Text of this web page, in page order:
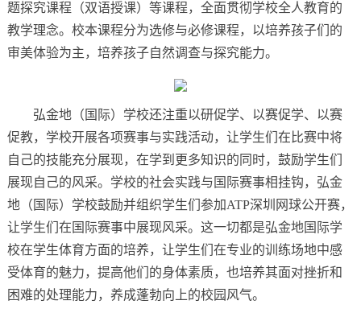
题探究课程（双语授课）等课程，全面贯彻学校全人教育的
教学理念。校本课程分为选修与必修课程，以培养孩子们的
审美体验为主，培养孩子自然调查与探究能力。
弘金地（国际）学校还注重以研促学、以赛促学、以赛
促教，学校开展各项赛事与实践活动，让学生们在比赛中将
自己的技能充分展现，在学到更多知识的同时，鼓励学生们
展现自己的风采。学校的社会实践与国际赛事相挂钩，弘金
地（国际）学校鼓励并组织学生们参加ATP深圳网球公开赛，
让学生们在国际赛事中展现风采。这一切都是弘金地国际学
校在学生体育方面的培养，让学生们在专业的训练场地中感
受体育的魅力，提高他们的身体素质，也培养其面对挫折和
困难的处理能力，养成蓬勃向上的校园风气。